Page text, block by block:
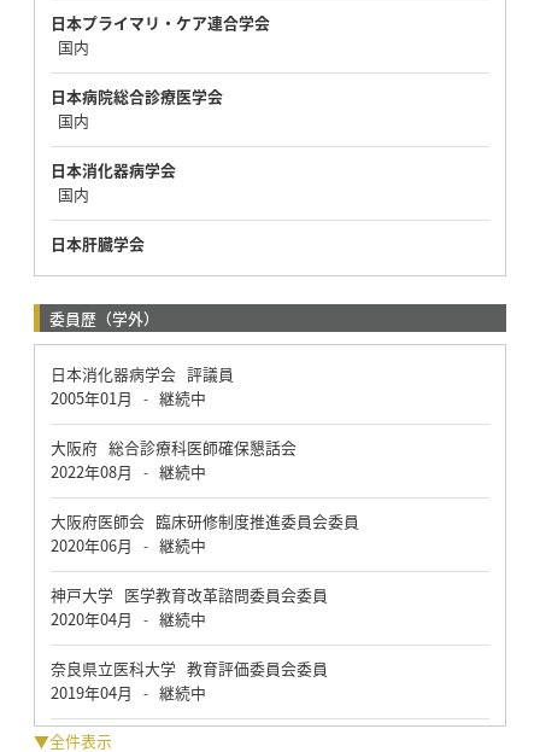
日本プライマリ・ケア連合学会
国内
日本病院総合診療医学会
国内
日本消化器病学会
国内
日本肝臓学会
委員歴（学外）
日本消化器病学会 評議員
2005年01月
- 継続中
大阪府 総合診療科医師確保懇話会
2022年08月
- 継続中
大阪府医師会 臨床研修制度推進委員会委員
2020年06月
- 継続中
神戸大学 医学教育改革諮問委員会委員
2020年04月
- 継続中
奈良県立医科大学 教育評価委員会委員
2019年04月
- 継続中
▼全件表示